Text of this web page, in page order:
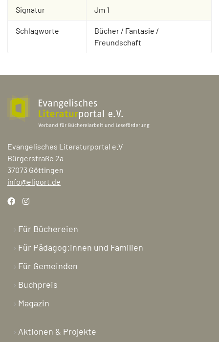
Signatur Jm 1
Schlagworte
Bücher / Fantasie /
Freundschaft
Evangelisches Literaturportal e.V
Bürgerstraße 2a
37073 Göttingen
info@eliport.de
Für Büchereien
Für Pädagog:innen und Familien
Für Gemeinden
Buchpreis
Magazin
Aktionen & Projekte